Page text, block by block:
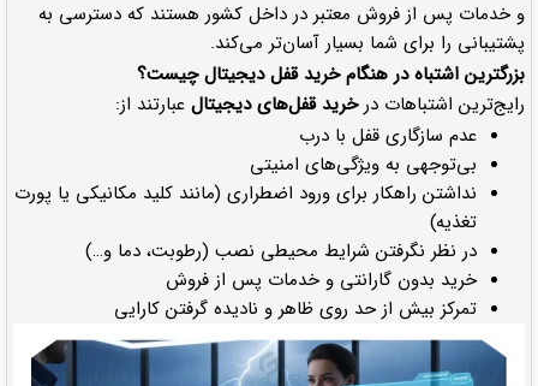
و خدمات پس از فروش معتبر در داخل کشور هستند که دسترسی به
پشتیبانی را برای شما بسیار آسان‌تر می‌کند.
بزرگترین اشتباه در هنگام خرید قفل دیجیتال چیست؟
رایج‌ترین اشتباهات درخرید قفل‌های دیجیتال عبارتند از:
عدم سازگاری قفل با درب
بی‌توجهی به ویژگی‌های امنیتی
نداشتن راهکار برای ورود اضطراری (مانند کلید مکانیکی یا پورت
تغذیه)
در نظر نگرفتن شرایط محیطی نصب (رطوبت، دما و…)
خرید بدون گارانتی و خدمات پس از فروش
تمرکز بیش از حد روی ظاهر و نادیده گرفتن کارایی